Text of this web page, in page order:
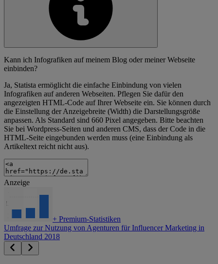
Kann ich Infografiken auf meinem Blog oder meiner Webseite
einbinden?
Ja, Statista ermöglicht die einfache Einbindung von vielen
Infografiken auf anderen Webseiten. Pflegen Sie dafür den
angezeigten HTML-Code auf Ihrer Webseite ein. Sie können durch
die Einstellung der Anzeigebreite (Width) die Darstellungsgröße
anpassen. Als Standard sind 660 Pixel angegeben. Bitte beachten
Sie bei Wordpress-Seiten und anderen CMS, dass der Code in die
HTML-Seite eingebunden werden muss (eine Einbindung als
Artikeltext reicht nicht aus).
Anzeige
+ Premium-Statistiken
Umfrage zur Nutzung von Agenturen für Influencer Marketing in
Deutschland 2018